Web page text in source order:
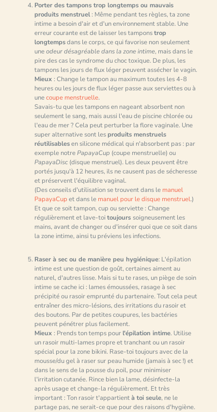
Porter des tampons trop longtemps ou mauvais
produits menstruel: Même pendant tes règles, ta zone
intime a besoin d'air et d'un environnement stable. Une
erreur courante est de laisser les tamponstrop
longtempsdans le corps, ce qui favorise non seulement
uneodeur désagréable dans la zone intime, mais dans le
pire des cas le syndrome du choc toxique. De plus, les
tampons les jours de flux léger peuvent assécher le vagin.
Mieux : Change le tampon au maximum toutes les 4-8
heures ou les jours de flux léger passe aux serviettes ou à
unecoupe menstruelle.
Savais-tu que les tampons en nageant absorbent non
seulement le sang, mais aussi l'eau de piscine chlorée ou
l'eau de mer ? Cela peut perturber la flore vaginale. Une
super alternative sont les produits menstruels
réutilisablesen silicone médical qui n'absorbent pas : par
exemple notrePapayaCup (coupe menstruelle) ou
PapayaDisc(disque menstruel). Les deux peuvent être
portés jusqu'à 12 heures, ils ne causent pas de sécheresse
et préservent l'équilibre vaginal.
(Des conseils d'utilisation se trouvent dans le manuel
PapayaCup et dans le manuel pour le disque menstruel.)
Et que ce soit tampon, cup ou serviette : Change
régulièrement et lave-toi toujours soigneusement les
mains, avant de changer ou d'insérer quoi que ce soit dans
la zone intime, ainsi tu préviens les infections.
Raser à sec ou de manière peu hygiénique: L'épilation
intime est une question de goût, certaines aiment au
naturel, d'autres lisse. Mais si tu te rases, un piège de soin
intime se cache ici : lames émoussées, rasage à sec
précipité ou rasoir emprunté du partenaire. Tout cela peut
entraîner des micro-lésions, des irritations du rasoir et
des boutons. Par de petites coupures, les bactéries
peuvent pénétrer plus facilement.
Mieux : Prends ton temps pour l'épilation intime. Utilise
un rasoir multi-lames propre et tranchant ou un rasoir
spécial pour la zone bikini. Rase-toi toujours avec de la
mousse/du gel à raser sur peau humide (jamais à sec !) et
dans le sens de la pousse du poil, pour minimiser
l'irritation cutanée. Rince bien la lame, désinfecte-la
après usage et change-la régulièrement. Et très
important : Ton rasoir t'appartientà toi seule, ne le
partage pas, ne serait-ce que pour des raisons d'hygiène.